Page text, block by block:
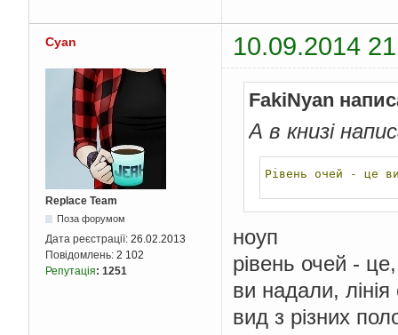
Cyan 10.09.2014
Replace Team
Поза форумом
Дата реєстрації: 26.02.2013
Повідомлень: 2 102
Репутація: 1251
FakiNyan
А в книзі
Рівень очей - це
ноуп
рівень очей -
ви надали,
вид з різних